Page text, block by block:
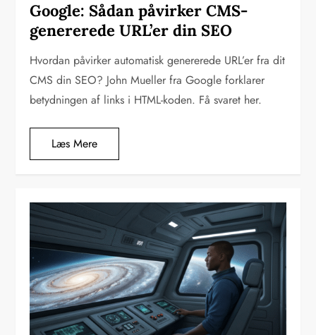
Google: Sådan påvirker CMS-
genererede URL’er din SEO
Hvordan påvirker automatisk genererede URL’er fra dit
CMS din SEO? John Mueller fra Google forklarer
betydningen af links i HTML-koden. Få svaret her.
Læs Mere